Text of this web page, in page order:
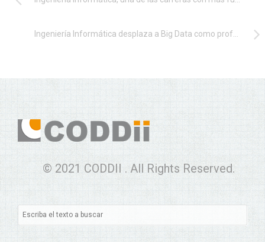
© 2021 CODDII . All Rights Reserved.